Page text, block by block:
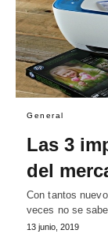
General
Las 3
del
Con tantos
veces no se
13 junio, 2019